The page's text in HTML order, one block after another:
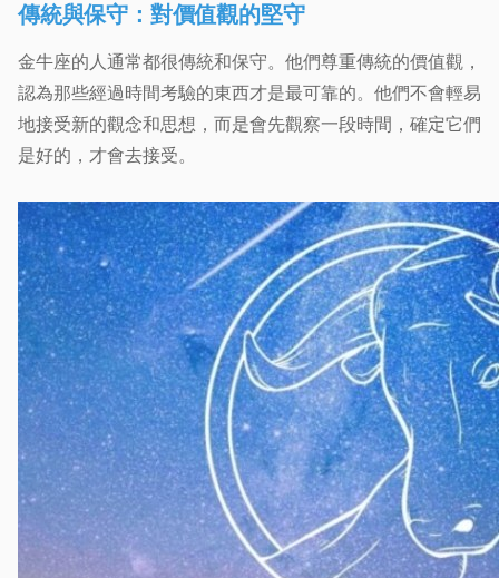
傳統與保守：對價值觀的堅守
金牛座的人通常都很傳統和保守。他們尊重傳統的價值觀，
認為那些經過時間考驗的東西才是最可靠的。他們不會輕易
地接受新的觀念和思想，而是會先觀察一段時間，確定它們
是好的，才會去接受。